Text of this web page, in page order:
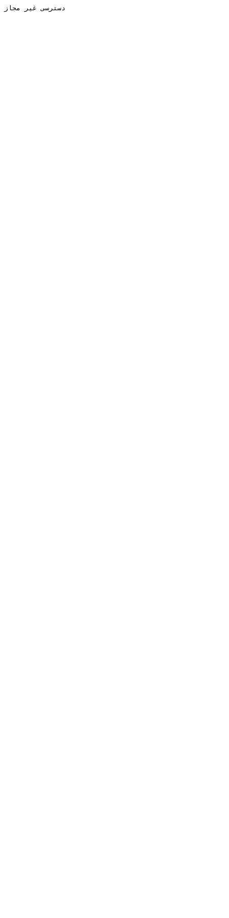
دسترسی غیر مجاز